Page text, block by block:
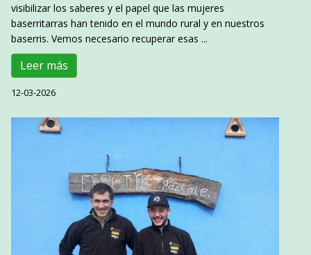
visibilizar los saberes y el papel que las mujeres
baserritarras han tenido en el mundo rural y en nuestros
baserris. Vemos necesario recuperar esas ...
Leer más
12-03-2026